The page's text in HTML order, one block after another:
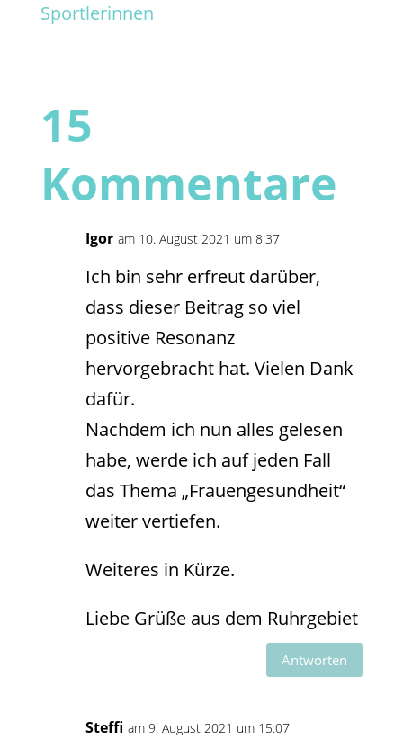
Sportlerinnen
15
Kommentare
Igor am 10. August 2021 um 8:37
Ich bin sehr erfreut darüber,
dass dieser Beitrag so viel
positive Resonanz
hervorgebracht hat. Vielen Dank
dafür.
Nachdem ich nun alles gelesen
habe, werde ich auf jeden Fall
das Thema „Frauengesundheit“
weiter vertiefen.
Weiteres in Kürze.
Liebe Grüße aus dem Ruhrgebiet
Antworten
Steffi am 9. August 2021 um 15:07